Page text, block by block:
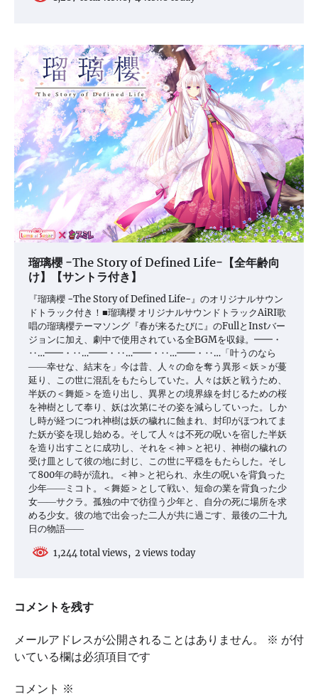
瑠璃櫻 −The Story of Defined Life−【全年齢向
け】【サントラ付き】
『瑠璃櫻 −The Story of Defined Life−』のオリジナルサウン
ドトラック付き！■瑠璃櫻 オリジナルサウンドトラックAiRI歌
唱の瑠璃櫻テーマソング『春が来るたびに』のFullとInstバー
ジョンに加え、劇中で使用されている全BGMを収録。━━・
‥…━━・‥…━━・‥…━━・‥…━━・‥…「叶うのなら
――幸せな、結末を」今は昔、人々の命を奪う異形＜妖＞が蔓
延り、この世に混乱をもたらしていた。人々は妖と戦うため、
半妖の＜舞姫＞を造り出し、異界との境界線を封じるための桜
を神樹として奉り、妖は次第にその姿を減らしていった。しか
し時が経つにつれ神樹は妖の穢れに蝕まれ、封印がほつれてま
た妖が姿を現し始める。そして人々は不死の呪いを宿した半妖
を造り出すことに成功し、それを＜神＞と祀り、神樹の穢れの
受け皿として彼の地に封じ、この世に平穏をもたらした。そし
て800年の時が流れ。＜神＞と祀られ、永生の呪いを背負った
少年――ミコト。＜舞姫＞として戦い、短命の業を背負った少
女――サクラ。孤独の中で彷徨う少年と、自分の死に場所を求
める少女。彼の地で出会った二人が共に過ごす、最後の二十九
日の物語――
1,244 total views, 2 views today
コメントを残す
メールアドレスが公開されることはありません。 ※ が付
いている欄は必須項目です
コメント ※